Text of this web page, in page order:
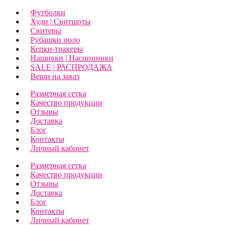
Футболки
Худи | Свитшоты
Свитеры
Рубашки поло
Кепки-тракеры
Нашивки | Наспинники
SALE | РАСПРОДАЖА
Вещи на заказ
Размерная сетка
Качество продукции
Отзывы
Доставка
Блог
Контакты
Личный кабинет
Размерная сетка
Качество продукции
Отзывы
Доставка
Блог
Контакты
Личный кабинет